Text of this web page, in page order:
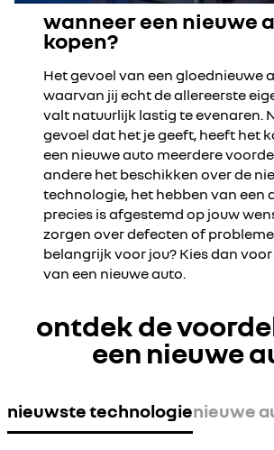
wanneer een nieuwe
kopen?
Het gevoel van een gloednieuwe
waarvan jij echt de allereerste
valt natuurlijk lastig te evenaren.
gevoel dat het je geeft, heeft het
een nieuwe auto meerdere
andere het beschikken over de
technologie, het hebben van een
precies is afgestemd op jouw
zorgen over defecten of
belangrijk voor jou? Kies dan
van een nieuwe auto.
ontdek de
een nieuwe
nieuwste technologienieuwe